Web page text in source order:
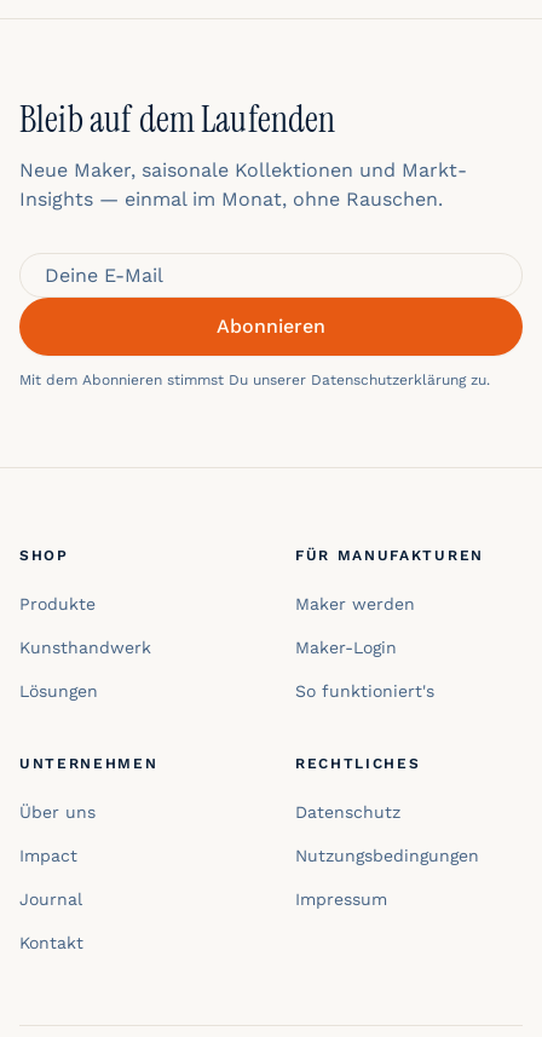
Bleib auf dem Laufenden
Neue Maker, saisonale Kollektionen und Markt-
Insights — einmal im Monat, ohne Rauschen.
Abonnieren
Mit dem Abonnieren stimmst Du unserer Datenschutzerklärung zu.
SHOP
Produkte
Kunsthandwerk
Lösungen
FÜR MANUFAKTUREN
Maker werden
Maker-Login
So funktioniert's
UNTERNEHMEN
Über uns
Impact
Journal
Kontakt
RECHTLICHES
Datenschutz
Nutzungsbedingungen
Impressum